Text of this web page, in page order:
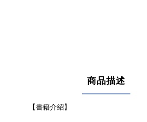
商品描述
【書籍介紹】